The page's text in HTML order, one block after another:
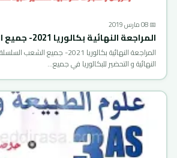
📅 08 مارس 2019
المراجعة النهائية بكالوريا 2021- جميع الشعب
المراجعة النهائية بكالوريا 2021-
النهائية و التحضير للبكالوريا في جميع…